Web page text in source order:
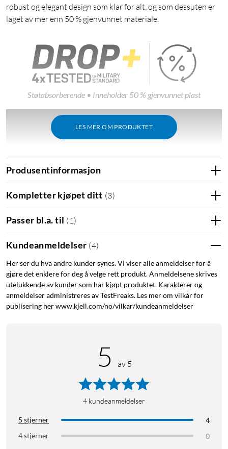
robust og elegant design som klar for alt, og som dessuten er
laget av mer enn 50 % gjenvunnet materiale.
LES MER OM PRODUKTET
Støtabsorberende • Inneholder 50 % gjenvunnet plast
Produsentinformasjon
Kompletter kjøpet ditt (3)
Passer bl.a. til ( 1)
Kundeanmeldelser (4)
Her ser du hva andre kunder synes. Vi viser alle anmeldelser for å
gjøre det enklere for deg å velge rett produkt. Anmeldelsene skrives
utelukkende av kunder som har kjøpt produktet. Karakterer og
anmeldelser administreres av TestFreaks. Les mer om vilkår for
publisering her www.kjell.com/no/vilkar/kundeanmeldelser
5 av 5
4 kundeanmeldelser
5 stjerner
4
4 stjerner
0